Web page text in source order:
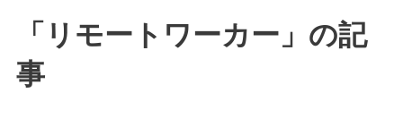
「リモートワーカー」の記
事